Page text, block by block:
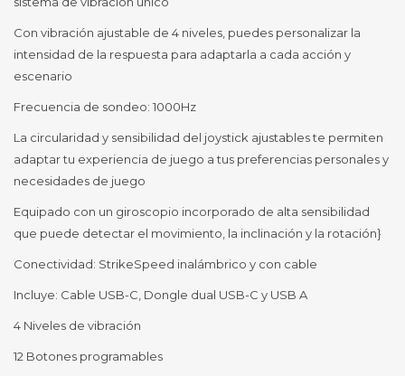
Con vibración ajustable de 4 niveles, puedes personalizar la
intensidad de la respuesta para adaptarla a cada acción y
escenario
Frecuencia de sondeo: 1000Hz
La circularidad y sensibilidad del joystick ajustables te permiten
adaptar tu experiencia de juego a tus preferencias personales y
necesidades de juego
Equipado con un giroscopio incorporado de alta sensibilidad
que puede detectar el movimiento, la inclinación y la rotación}
Conectividad: StrikeSpeed ​​inalámbrico y con cable
Incluye: Cable USB-C, Dongle dual USB-C y USB A
4 Niveles de vibración
12 Botones programables